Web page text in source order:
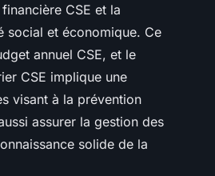
CSE et la
social et économique. Ce
annuel CSE, et le
CSE implique une
visant à la prévention
assurer la gestion des
solide de la